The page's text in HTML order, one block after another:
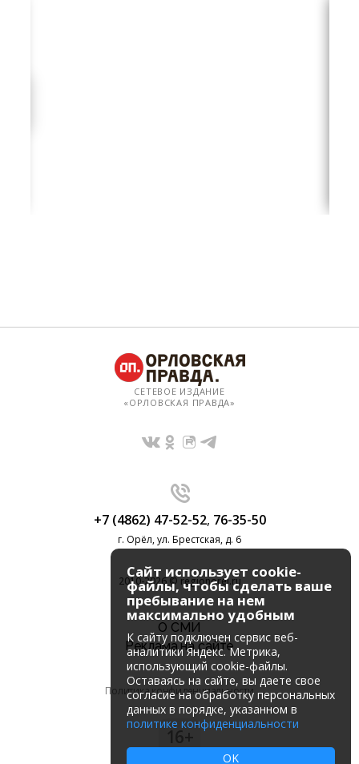
СЕТЕВОЕ ИЗДАНИЕ
«ОРЛОВСКАЯ ПРАВДА»
+7 (4862) 47-52-52, 76-35-50
г. Орёл, ул. Брестская, д. 6
2010-2026 © regionorel.ru
О СМИ
Реклама на сайте
Политика конфиденциальности
16+
Сайт использует cookie-
файлы, чтобы сделать ваше
пребывание на нем
максимально удобным
К cайту подключен сервис веб-
аналитики Яндекс. Метрика,
использующий cookie-файлы.
Оставаясь на сайте, вы даете свое
согласие на обработку персональных
данных в порядке, указанном в
политике конфиденциальности
OK